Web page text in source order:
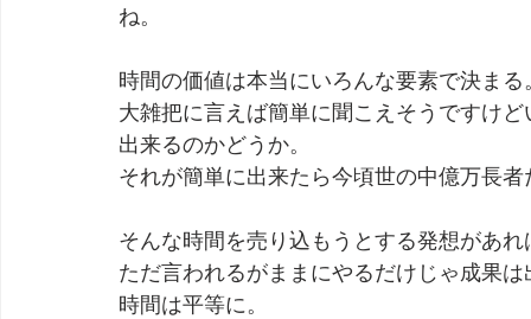
ね。
時間の価値は本当にいろんな要素で決まる
大雑把に言えば簡単に聞こえそうですけ
出来るのかどうか。
それが簡単に出来たら今頃世の中億万長
そんな時間を売り込もうとする発想があ
ただ言われるがままにやるだけじゃ成果
時間は平等に。